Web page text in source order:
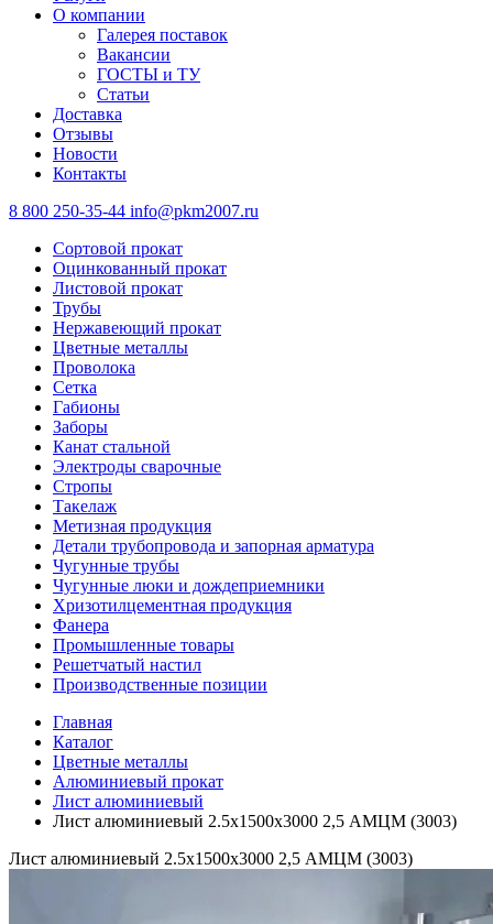
О компании
Галерея поставок
Вакансии
ГОСТЫ и ТУ
Статьи
Доставка
Отзывы
Новости
Контакты
8 800 250-35-44 info@pkm2007.ru
Сортовой прокат
Оцинкованный прокат
Листовой прокат
Трубы
Нержавеющий прокат
Цветные металлы
Проволока
Сетка
Габионы
Заборы
Канат стальной
Электроды сварочные
Стропы
Такелаж
Метизная продукция
Детали трубопровода и запорная арматура
Чугунные трубы
Чугунные люки и дождеприемники
Хризотилцементная продукция
Фанера
Промышленные товары
Решетчатый настил
Производственные позиции
Главная
Каталог
Цветные металлы
Алюминиевый прокат
Лист алюминиевый
Лист алюминиевый 2.5х1500х3000 2,5 АМЦМ (3003)
Лист алюминиевый 2.5х1500х3000 2,5 АМЦМ (3003)